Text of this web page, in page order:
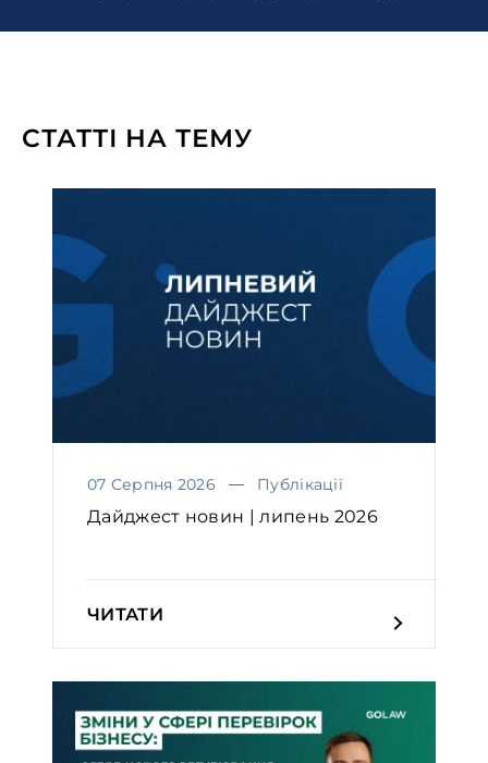
СТАТТІ НА ТЕМУ
07 Серпня 2026 Публікації
Дайджест новин | липень 2026
ЧИТАТИ